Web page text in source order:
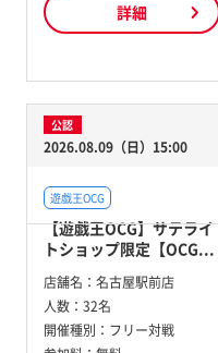
詳細
公認
2026.08.09（日）15:00
遊戯王OCG
【遊戯王OCG】サテライ
トショップ限定【OCG...
店舗名： 名古屋駅前店
人数： 32名
開催種別： フリー対戦